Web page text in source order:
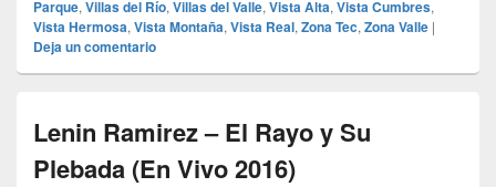
Parque, Villas del Río, Villas del Valle, Vista Alta, Vista Cumbres,
Vista Hermosa, Vista Montaña, Vista Real, Zona Tec, Zona Valle |
Deja un comentario
Lenin Ramirez – El Rayo y Su
Plebada (En Vivo 2016)